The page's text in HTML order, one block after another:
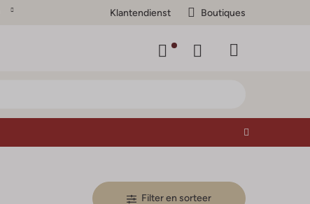
Klantendienst Boutiques
Filter en sorteer